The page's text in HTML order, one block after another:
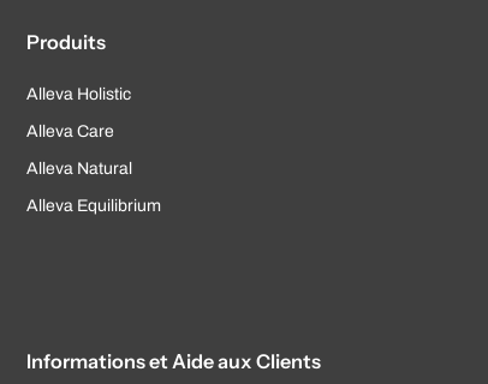
Produits
Alleva Holistic
Alleva Care
Alleva Natural
Alleva Equilibrium
Informations et Aide aux Clients